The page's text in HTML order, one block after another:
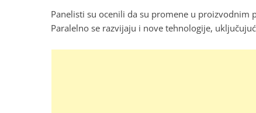
Panelisti su ocenili da su promene u
Paralelno se razvijaju i nove tehnologije,